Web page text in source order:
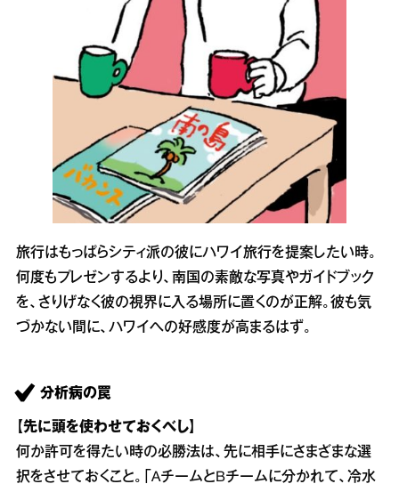
旅行はもっぱらシティ派の彼にハワイ旅行を提案したい時。
何度もプレゼンするより、南国の素敵な写真やガイドブック
を、さりげなく彼の視界に入る場所に置くのが正解。彼も気
づかない間に、ハワイへの好感度が高まるはず。
分析病の罠
【先に頭を使わせておくべし】
何か許可を得たい時の必勝法は、先に相手にさまざまな選
択をさせておくこと。「AチームとBチームに分かれて、冷水